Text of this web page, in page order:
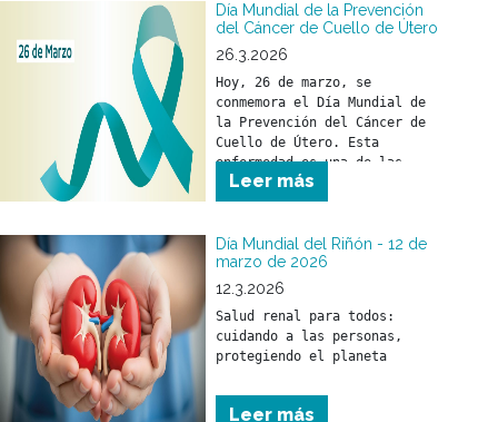
salud.
Día Mundial de la Prevención
del Cáncer de Cuello de Útero
26.3.2026
Hoy, 26 de marzo, se
conmemora el Día Mundial de
la Prevención del Cáncer de
Cuello de Útero. Esta
enfermedad es una de las
pocas que pueden prevenirse
si se toman medidas a tiempo.
Leer más
Día Mundial del Riñón - 12 de
marzo de 2026
12.3.2026
Salud renal para todos:
cuidando a las personas,
protegiendo el planeta
Leer más